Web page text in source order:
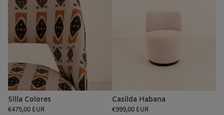
Silla Colores
Precio
€475,00 EUR
Casilda Habana
Precio
€999,00 EUR